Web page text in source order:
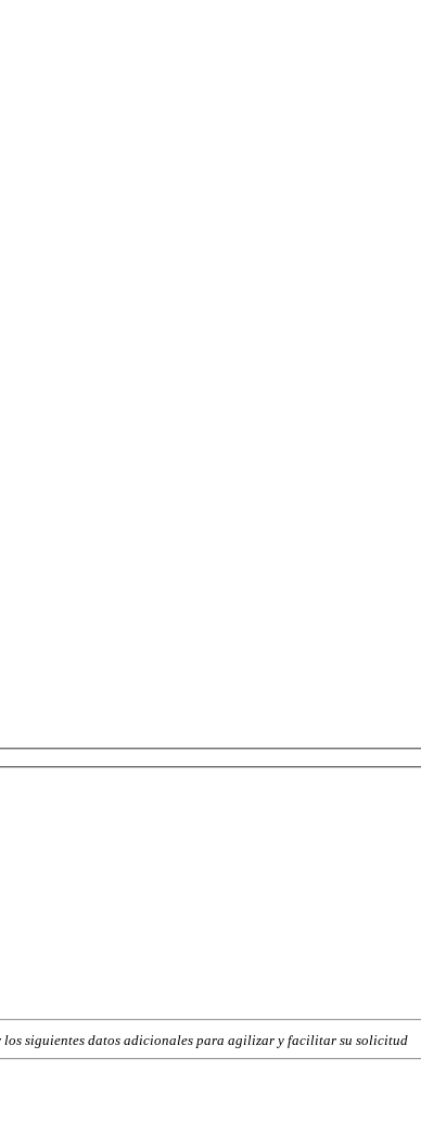
los siguientes datos adicionales para agilizar y facilitar su solicitud